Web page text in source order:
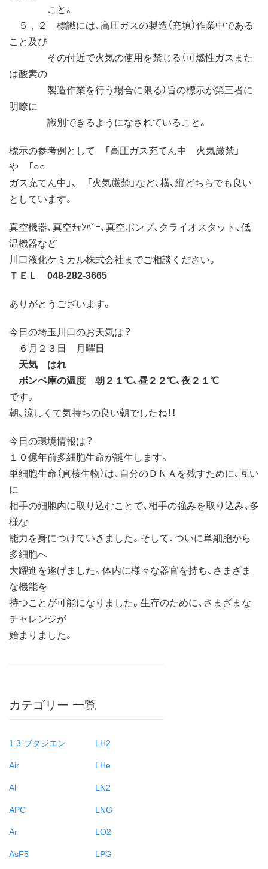
こと。
５，２ 標識には、高圧ガスの製造（充填）作業中である
こと及び
その付近で火気の使用を禁じる（可燃性ガスまた
は酸素の
製造作業を行う場合に限る）旨の標示が第三者に
明瞭に
識別できるようになされていること。
標示の参考例として 「高圧ガス充てん中 火気厳禁」
や 「○○
ガス充てん中」、 「火気厳禁」など、横、縦どちらでも良い
としています。
真空機器、真空ﾁｬﾝﾊﾞｰ、真空ポンプ、クライオスタット、低
温機器など
川口液化ケミカル株式会社までご相談ください。
ＴＥＬ 048-282-3665
ありがとうございます。
今日の埼玉川口のお天気は？
６月２３日 月曜日
天気 はれ
ボンベ庫の温度 朝２１℃、昼２２℃、夜２１℃
です。
朝、涼しくて気持ちの良い朝でしたね！！
今日の環境情報は？
１０億年前多細胞生命が誕生します。
単細胞生命（真核生物）は、自分のＤＮＡを残すために、互い
に
相手の細胞内に取り込むことで、相手の強みを取り込み、多
様な
能力を身につけていきました。そして、ついに単細胞から
多細胞へ
大躍進を遂げました。体内に様々な器官を持ち、さまざま
な機能を
持つことが可能になりました。生存のために、さまざまな
チャレンジが
始まりました。
カテゴリー 一覧
1.3-ブタジエン
Air
Al
APC
Ar
AsF5
LH2
LHe
LN2
LNG
LO2
LPG